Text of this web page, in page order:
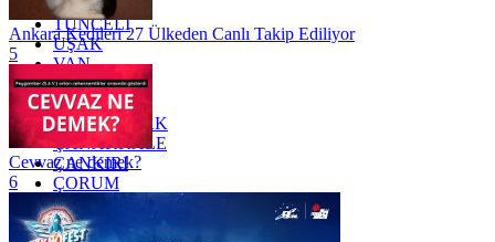
TUNCELİ
UŞAK
VAN
YALOVA
YOZGAT
ZONGULDAK
ÇANAKKALE
ÇANKIRI
ÇORUM
İSTANBUL
İZMİR
Ankara Kedileri 27 Ülkeden Canlı Takip Ediliyor
5
Cevvaz ne demek?
6